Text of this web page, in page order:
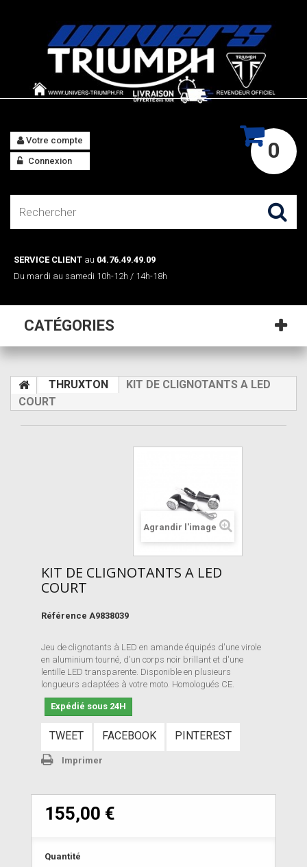
0
Votre compte
Connexion
SERVICE CLIENT au 04.76.49.49.09
Du mardi au samedi 10h-12h / 14h-18h
CATÉGORIES
THRUXTON
KIT DE CLIGNOTANTS A LED
COURT
Agrandir l'image
KIT DE CLIGNOTANTS A LED
COURT
Référence A9838039
Jeu de clignotants à LED en amande équipés d'une virole
en aluminium tourné, d'un corps noir brillant et d'une
lentille LED transparente. Disponible en plusieurs
longueurs adaptées à votre moto. Homologués CE.
Expédié sous 24H
TWEET FACEBOOK PINTEREST
Imprimer
155,00 €
Quantité